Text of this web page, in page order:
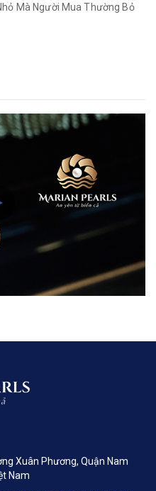
Mà Người Mua Thường Bỏ
Xuân Phương, Quận Nam
Nam